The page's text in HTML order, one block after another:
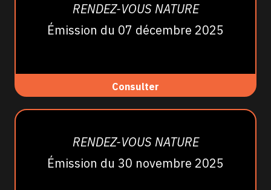
RENDEZ-VOUS NATURE
Émission du 07 décembre 2025
Consulter
RENDEZ-VOUS NATURE
Émission du 30 novembre 2025